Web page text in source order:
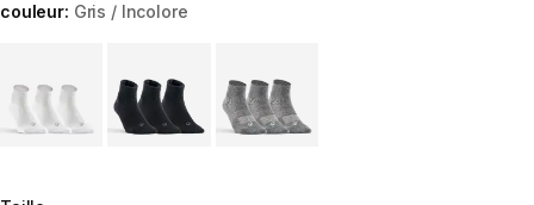
couleur: Gris / Incolore